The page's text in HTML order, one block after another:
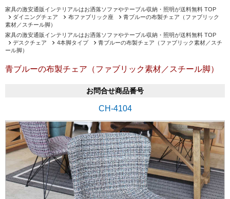
家具の激安通販インテリアルはお洒落ソファやテーブル収納・照明が送料無料 TOP
ダイニングチェア
布ファブリック座
青ブルーの布製チェア（ファブリック
素材／スチール脚）
家具の激安通販インテリアルはお洒落ソファやテーブル収納・照明が送料無料 TOP
デスクチェア
4本脚タイプ
青ブルーの布製チェア（ファブリック素材／スチ
ール脚）
青ブルーの布製チェア（ファブリック素材／スチール脚）
お問合せ商品番号
CH-4104